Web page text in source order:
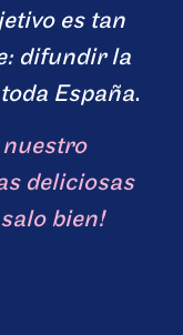
es tan
difundir la
España.
deliciosas
bien!